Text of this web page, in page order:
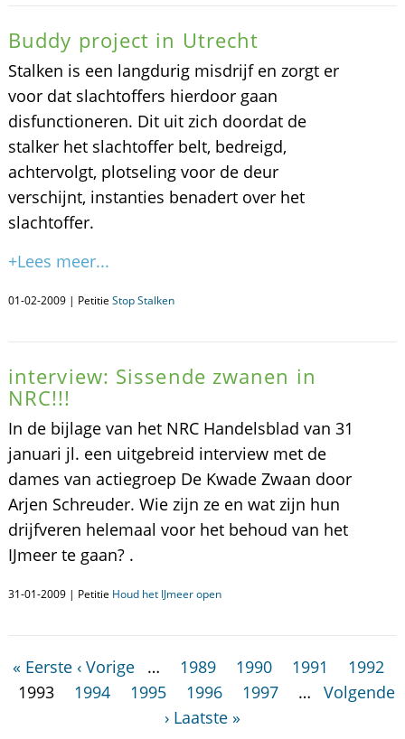
Buddy project in Utrecht
Stalken is een langdurig misdrijf en zorgt er
voor dat slachtoffers hierdoor gaan
disfunctioneren. Dit uit zich doordat de
stalker het slachtoffer belt, bedreigd,
achtervolgt, plotseling voor de deur
verschijnt, instanties benadert over het
slachtoffer.
+Lees meer...
01-02-2009 | Petitie Stop Stalken
interview: Sissende zwanen in
NRC!!!
In de bijlage van het NRC Handelsblad van 31
januari jl. een uitgebreid interview met de
dames van actiegroep De Kwade Zwaan door
Arjen Schreuder. Wie zijn ze en wat zijn hun
drijfveren helemaal voor het behoud van het
IJmeer te gaan? .
31-01-2009 | Petitie Houd het IJmeer open
« Eerste ‹ Vorige … 1989 1990 1991
1992
1993
1994 1995 1996 1997 …
Volgende
› Laatste »